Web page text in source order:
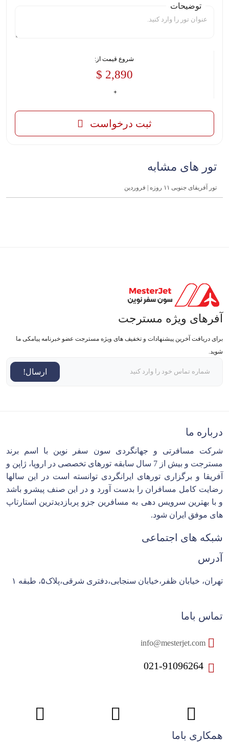
توضیحات
شروع قیمت از:
2,890 $
ثبت درخواست
تور های مشابه
تور آفریقای جنوبی ۱۱ روزه | فروردین
آفرهای ویژه مسترجت
برای دریافت آخرین پیشنهادات و تخفیف های ویژه مسترجت عضو خبرنامه پیامکی ما
شوید.
ارسال!
درباره ما
شرکت مسافرتی و جهانگردی سون سفر نوین با اسم برند
مسترجت و بیش از 7 سال سابقه تورهای تخصصی در اروپا، ژاپن و
آفریقا و برگزاری تورهای ایرانگردی توانسته است در این سالها
رضایت کامل مسافران را بدست آورد و در این صنف پیشرو باشد
و با بهترین سرویس دهی به مسافرین جزو پربازدیدترین استارتاپ
های موفق ایران شود.
شبکه های اجتماعی
آدرس
تهران، خیابان ظفر،خیابان سنجابی،دفتری شرقی،پلاک۵، طبقه ۱
تماس باما
021-91096264
همکاری باما